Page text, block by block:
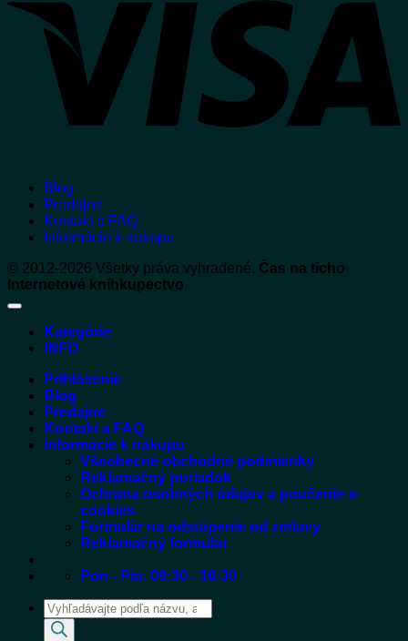
Blog
Predajne
Kontakt a FAQ
Informácie k nákupu
© 2012-2026 Všetky práva vyhradené. Čas na ticho
Internetové kníhkupectvo
Kategórie
INFO
Prihlásenie
Blog
Predajne
Kontakt a FAQ
Informácie k nákupu
Všeobecné obchodné podmienky
Reklamačný poriadok
Ochrana osobných údajov a poučenie o
cookies
Formulár na odstúpenie od zmluvy
Reklamačný formulár
Pon - Pia: 09:30 - 16:30
Products
search